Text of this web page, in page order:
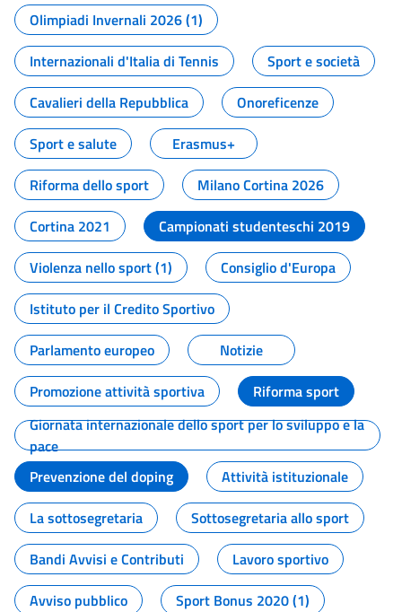
Olimpiadi Invernali 2026 (1)
Internazionali d'Italia di Tennis
Sport e società
Cavalieri della Repubblica
Onoreficenze
Sport e salute
Erasmus+
Riforma dello sport
Milano Cortina 2026
Cortina 2021
Campionati studenteschi 2019
Violenza nello sport (1)
Consiglio d'Europa
Istituto per il Credito Sportivo
Parlamento europeo
Notizie
Promozione attività sportiva
Riforma sport
Giornata internazionale dello sport per lo sviluppo e la
pace
Prevenzione del doping
Attività istituzionale
La sottosegretaria
Sottosegretaria allo sport
Bandi Avvisi e Contributi
Lavoro sportivo
Avviso pubblico
Sport Bonus 2020 (1)